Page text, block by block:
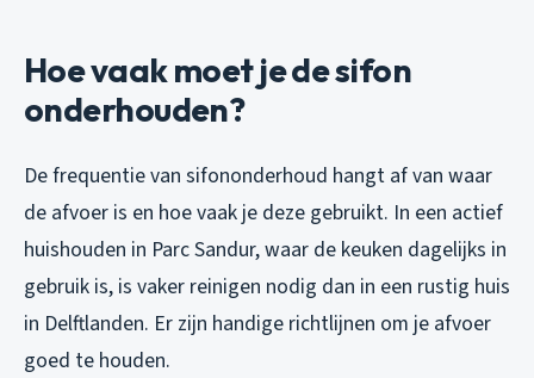
Hoe vaak moet je de sifon
onderhouden?
De frequentie van sifononderhoud hangt af van waar
de afvoer is en hoe vaak je deze gebruikt. In een actief
huishouden in Parc Sandur, waar de keuken dagelijks in
gebruik is, is vaker reinigen nodig dan in een rustig huis
in Delftlanden. Er zijn handige richtlijnen om je afvoer
goed te houden.